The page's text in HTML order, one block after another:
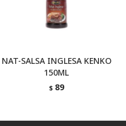
NAT-SALSA INGLESA KENKO
150ML
$ 89